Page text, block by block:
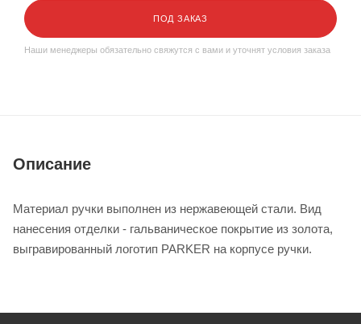
ПОД ЗАКАЗ
Наши менеджеры обязательно свяжутся с вами и уточнят условия заказа
Описание
Материал ручки выполнен из нержавеющей стали. Вид
нанесения отделки - гальваническое покрытие из золота,
выгравированный логотип PARKER на корпусе ручки.